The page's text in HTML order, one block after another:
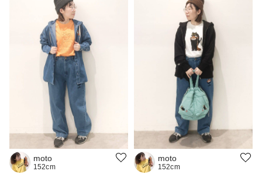
moto
152cm
moto
152cm